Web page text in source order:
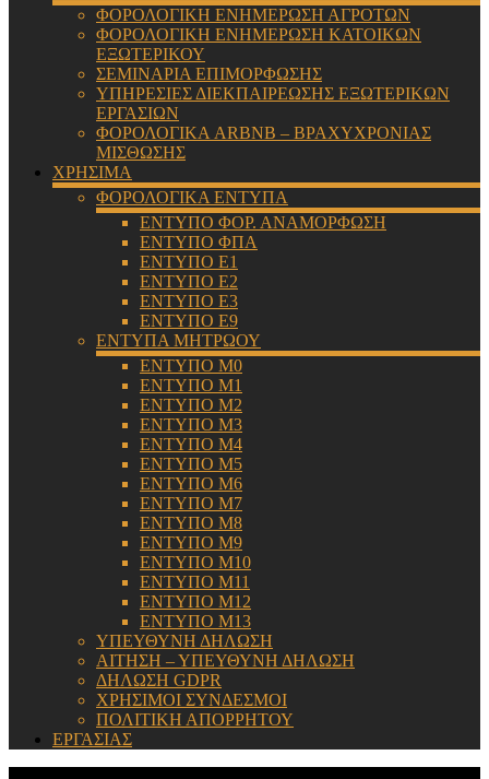
ΦΟΡΟΛΟΓΙΚΗ ΕΝΗΜΕΡΩΣΗ ΑΓΡΟΤΩΝ
ΦΟΡΟΛΟΓΙΚΗ ΕΝΗΜΕΡΩΣΗ ΚΑΤΟΙΚΩΝ
ΕΞΩΤΕΡΙΚΟΥ
ΣΕΜΙΝΑΡΙΑ ΕΠΙΜΟΡΦΩΣΗΣ
ΥΠΗΡΕΣΙΕΣ ΔΙΕΚΠΑΙΡΕΩΣΗΣ ΕΞΩΤΕΡΙΚΩΝ
ΕΡΓΑΣΙΩΝ
ΦΟΡΟΛΟΓΙΚΑ ARBNB – ΒΡΑΧΥΧΡΟΝΙΑΣ
ΜΙΣΘΩΣΗΣ
ΧΡΗΣΙΜΑ
ΦΟΡΟΛΟΓΙΚΑ ΕΝΤΥΠΑ
ΕΝΤΥΠΟ ΦΟΡ. ΑΝΑΜΟΡΦΩΣΗ
ΕΝΤΥΠΟ ΦΠΑ
ΕΝΤΥΠΟ Ε1
ΕΝΤΥΠΟ Ε2
ΕΝΤΥΠΟ Ε3
ΕΝΤΥΠΟ Ε9
ΕΝΤΥΠΑ ΜΗΤΡΩΟΥ
ΕΝΤΥΠΟ Μ0
ΕΝΤΥΠΟ Μ1
ΕΝΤΥΠΟ Μ2
ΕΝΤΥΠΟ Μ3
ΕΝΤΥΠΟ Μ4
ΕΝΤΥΠΟ Μ5
ΕΝΤΥΠΟ Μ6
ΕΝΤΥΠΟ Μ7
ΕΝΤΥΠΟ Μ8
ΕΝΤΥΠΟ Μ9
ΕΝΤΥΠΟ Μ10
ΕΝΤΥΠΟ Μ11
ΕΝΤΥΠΟ Μ12
ΕΝΤΥΠΟ Μ13
ΥΠΕΥΘΥΝΗ ΔΗΛΩΣΗ
ΑΙΤΗΣΗ – ΥΠΕΥΘΥΝΗ ΔΗΛΩΣΗ
ΔΗΛΩΣΗ GDPR
ΧΡΗΣΙΜΟΙ ΣΥΝΔΕΣΜΟΙ
ΠΟΛΙΤΙΚΗ ΑΠΟΡΡΗΤΟΥ
ΕΡΓΑΣΙΑΣ